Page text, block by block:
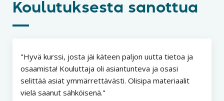
Koulutuksesta sanottua
Hyvä kurssi, josta jäi käteen paljon uutta tietoa ja
osaamista! Kouluttaja oli asiantunteva ja osasi
selittää asiat ymmärrettävästi. Olisipa materiaalit
vielä saanut sähköisenä.